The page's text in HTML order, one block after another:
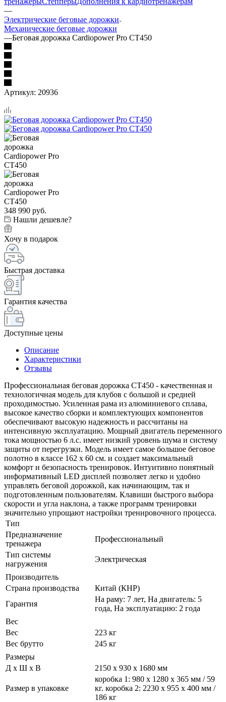
—
Электрические беговые дорожки
Механические беговые дорожки
—Беговая дорожка Cardiopower Pro CT450
Артикул: 20936
348 990 руб.
Нашли дешевле?
Хочу в подарок
Быстрая доставка
Гарантия качества
Доступные цены
Описание
Характеристики
Отзывы
Профессиональная беговая дорожка CT450 - качественная и
технологичная модель для клубов с большой и средней
проходимостью. Усиленная рама из алюминиевого сплава,
высокое качество сборки и комплектующих компонентов
обеспечивают высокую надежность и рассчитаны на
интенсивную эксплуатацию. Мощный двигатель переменного
тока мощностью 6 л.с. имеет низкий уровень шума и систему
защиты от перегрузки. Модель имеет самое большое беговое
полотно в классе 162 х 60 см. и создает максимальный
комфорт и безопасность тренировок. Интуитивно понятный
информативный LED дисплей позволяет легко и удобно
управлять беговой дорожкой, как начинающим, так и
подготовленным пользователям. Клавиши быстрого выбора
скорости и угла наклона, а также программ тренировки
значительно упрощают настройки тренировочного процесса.
Тип
Предназначение
тренажера
Профессиональный
Тип системы
нагружения
Электрическая
Производитель
Страна производства
Китай (КНР)
Гарантия
На раму: 7 лет, На двигатель: 5
года, На эксплуатацию: 2 года
Вес
Вес
223 кг
Вес брутто
245 кг
Размеры
Д х Ш х В
2150 x 930 x 1680 мм
Размер в упаковке
коробка 1: 980 x 1280 x 365 мм / 59
кг. коробка 2: 2230 x 955 x 400 мм /
186 кг